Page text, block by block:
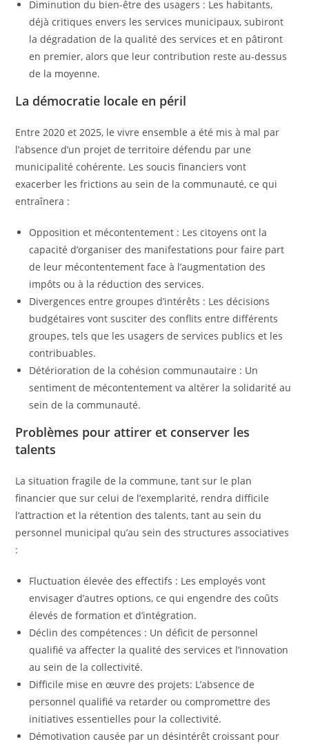
Diminution du bien-être des usagers : Les habitants,
déjà critiques envers les services municipaux, subiront
la dégradation de la qualité des services et en pâtiront
en premier, alors que leur contribution reste au-dessus
de la moyenne.
La démocratie locale en péril
Entre 2020 et 2025, le vivre ensemble a été mis à mal par
l’absence d’un projet de territoire défendu par une
municipalité cohérente. Les soucis financiers vont
exacerber les frictions au sein de la communauté, ce qui
entraînera :
Opposition et mécontentement : Les citoyens ont la
capacité d’organiser des manifestations pour faire part
de leur mécontentement face à l’augmentation des
impôts ou à la réduction des services.
Divergences entre groupes d’intérêts : Les décisions
budgétaires vont susciter des conflits entre différents
groupes, tels que les usagers de services publics et les
contribuables.
Détérioration de la cohésion communautaire : Un
sentiment de mécontentement va altérer la solidarité au
sein de la communauté.
Problèmes pour attirer et conserver les
talents
La situation fragile de la commune, tant sur le plan
financier que sur celui de l’exemplarité, rendra difficile
l’attraction et la rétention des talents, tant au sein du
personnel municipal qu’au sein des structures associatives
:
Fluctuation élevée des effectifs : Les employés vont
envisager d’autres options, ce qui engendre des coûts
élevés de formation et d’intégration.
Déclin des compétences : Un déficit de personnel
qualifié va affecter la qualité des services et l’innovation
au sein de la collectivité.
Difficile mise en œuvre des projets: L’absence de
personnel qualifié va retarder ou compromettre des
initiatives essentielles pour la collectivité.
Démotivation causée par un désintérêt croissant pour